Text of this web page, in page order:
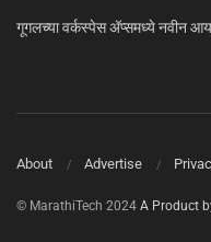
गूगलच्या वर्कस्पेस अ‍ॅप्समध्ये नवीन
About Advertise
© MarathiTech 2024 A Product